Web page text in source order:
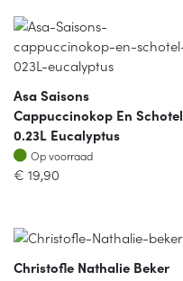
Asa Saisons
Cappuccinokop En Schotel
0.23L Eucalyptus
Op voorraad
Op voorraad
€ 19,90
Christofle Nathalie Beker